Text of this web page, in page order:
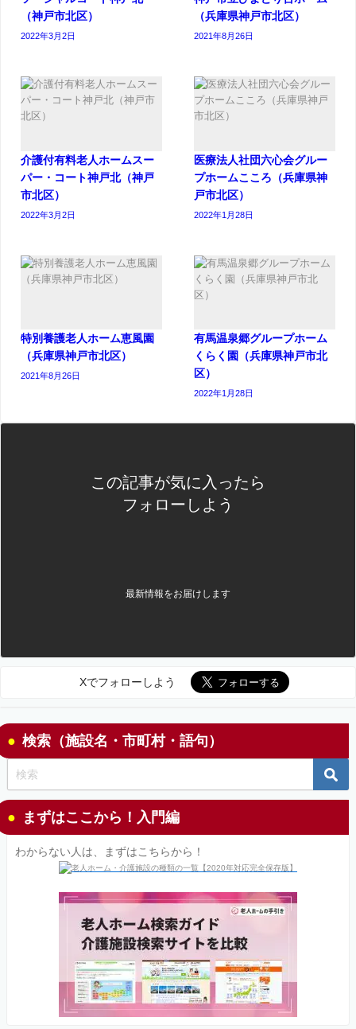
（神戸市北区）
2022年3月2日
（兵庫県神戸市北区）
2021年8月26日
介護付有料老人ホームスー
パー・コート神戸北（神戸
市北区）
2022年3月2日
医療法人社団六心会グルー
プホームこころ（兵庫県神
戸市北区）
2022年1月28日
特別養護老人ホーム恵風園
（兵庫県神戸市北区）
2021年8月26日
有馬温泉郷グループホーム
くらく園（兵庫県神戸市北
区）
2022年1月28日
この記事が気に入ったら
フォローしよう
最新情報をお届けします
Xでフォローしよう
検索（施設名・市町村・語句）
まずはここから！入門編
わからない人は、まずはこちらから！